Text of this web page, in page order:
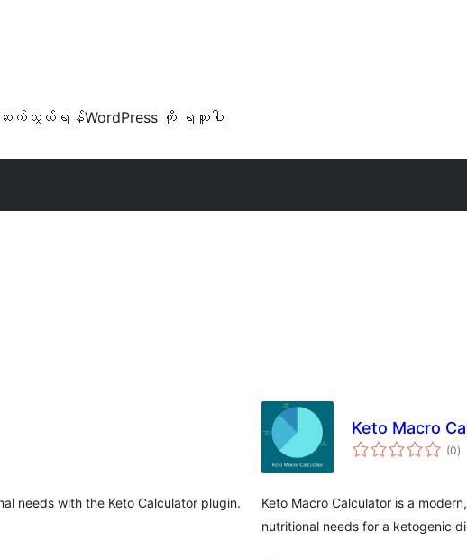
ဆက်သွယ်ရန်WordPress ကို ရယူပါ
needs with the Keto Calculator plugin.
Keto Macro
(0)
Keto Macro Calculator is a
nutritional needs for a ketogenic